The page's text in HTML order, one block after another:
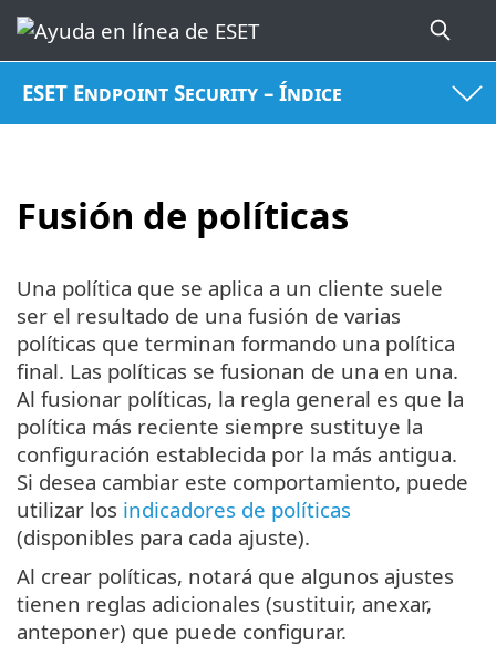
ESET Endpoint Security – Índice
Fusión de políticas
Una política que se aplica a un cliente suele
ser el resultado de una fusión de varias
políticas que terminan formando una política
final. Las políticas se fusionan de una en una.
Al fusionar políticas, la regla general es que la
política más reciente siempre sustituye la
configuración establecida por la más antigua.
Si desea cambiar este comportamiento, puede
utilizar los indicadores de políticas
(disponibles para cada ajuste).
Al crear políticas, notará que algunos ajustes
tienen reglas adicionales (sustituir, anexar,
anteponer) que puede configurar.